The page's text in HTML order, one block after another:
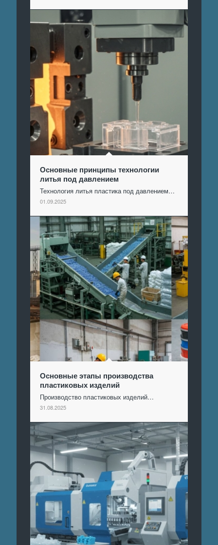
Основные принципы технологии
литья под давлением
Технология литья пластика под давлением…
01.09.2025
Основные этапы производства
пластиковых изделий
Производство пластиковых изделий…
31.08.2025